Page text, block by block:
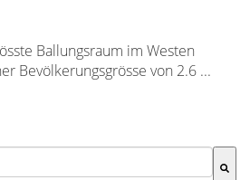
Ballungsraum im Westen
Bevölkerungsgrösse von 2.6 ...
mit einer automatischen